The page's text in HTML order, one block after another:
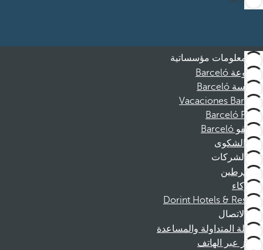
معلومات مؤسساتية
مجموعة Barceló
مؤسسة Barceló
Vacaciones Barceló
Barceló Films
موظفو Barceló
قناة الشكوى
الشركات
المنخرطين
الشركاء
Dorint Hotels & Resorts
الاتصال
الأسئلة المتداولة والمساعدة
الحجز عبر الهاتف